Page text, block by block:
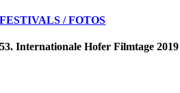
FESTIVALS / FOTOS
53. Internationale Hofer Filmtage